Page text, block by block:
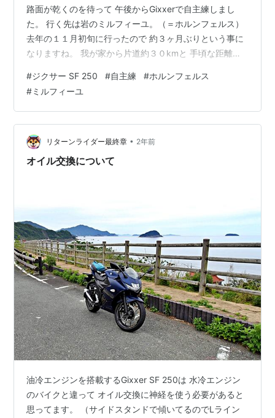
路面が乾くのを待って 午後からGixxerで自主練しまし
た。 行く先は岩のミルフィーユ。（＝ホルンフェルス）
去年の１１月初旬に行ったので 約３ヶ月ぶりという事に
なりますね。 我が家から片道約３０kmと 手頃な距離感
ら、もっと近くでも可能だし 地質学に特別な関心もあり
ませんので。 平日の昨日も４～５人の観光客らしき人達
が居たので 傍まで下りていくのは止めときました。
（私、１時間足らずで来れるので） ランキング参加中
【公式】2023年開設ブログ
#ジクサー SF 250 #自主練 #ホルンフェルス
#ミルフィーユ
リターンライダー最終章 • 2年前
オイル交換について
油冷エンジンを搭載するGixxer SF 250は 水冷エンジン
のバイクと違って オイル交換に神経を使う必要があると
思ってます。 （サイドスタンドで傾いてるのでLライン